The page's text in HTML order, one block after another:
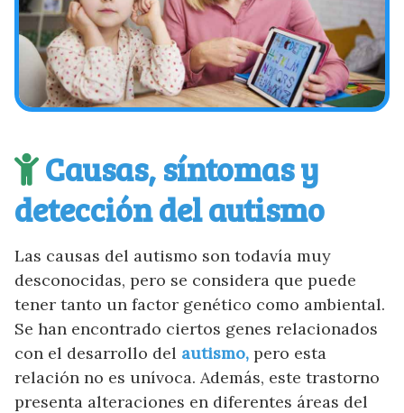
Causas, síntomas y
detección del autismo
Las causas del autismo son todavía muy
desconocidas, pero se considera que puede
tener tanto un factor genético como ambiental.
Se han encontrado ciertos genes relacionados
con el desarrollo del autismo, pero esta
relación no es unívoca. Además, este trastorno
presenta alteraciones en diferentes áreas del